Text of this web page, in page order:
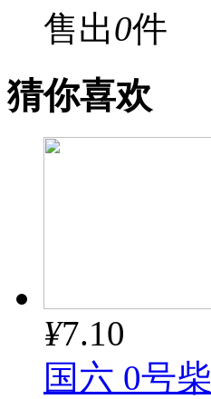
售出0件
猜你喜欢
¥7.10
国六 0号